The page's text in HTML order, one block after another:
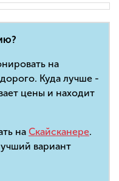
на
Куда лучше -
цены и находит
на Скайсканере.
вариант